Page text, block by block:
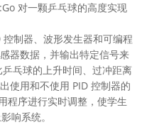
对一颗乒乓球的高度实现
制器、波形发生器和可编程
器数据，并输出特定信号来
乓球的上升时间、过冲距离
使用和不使用 PID 控制器的
程序进行实时调整，使学生
响系统。